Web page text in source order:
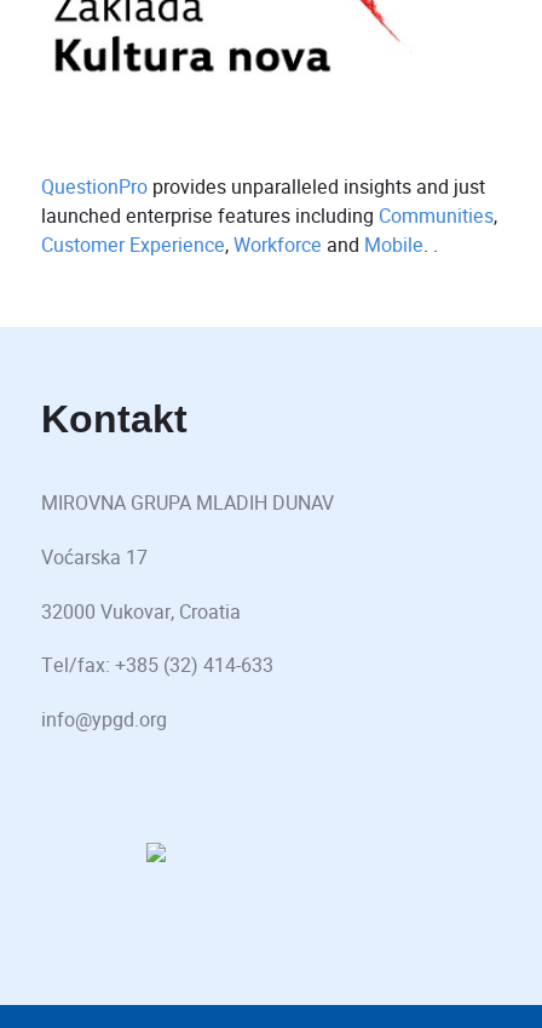
QuestionPro provides unparalleled insights and just
launched enterprise features including Communities,
Customer Experience,Workforce and Mobile. .
Kontakt
MIROVNA GRUPA MLADIH DUNAV
Voćarska 17
32000 Vukovar, Croatia
Tel/fax: +385 (32) 414-633
info@ypgd.org